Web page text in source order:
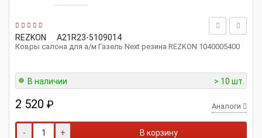
REZKON A21R23-5109014
Ковры салона для а/м Газель Next резина REZKON 1040005400
В наличии > 10 шт.
2 520 ₽ Аналоги
- + В корзину